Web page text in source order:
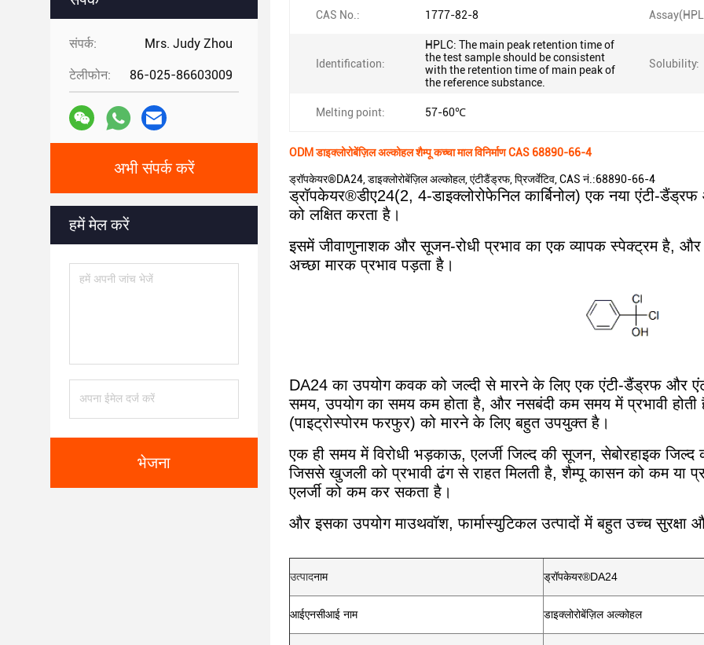
संपर्क: Mrs. Judy Zhou
टेलीफोन: 86-025-86603009
अभी संपर्क करें
हमें मेल करें
भेजना
CAS No.: 1777-82-8
Identification:
HPLC: The main peak retention time of
the test sample should be consistent
with the retention time of main peak of
the reference substance.
Solubility:
Melting point: 57-60℃
ODM डाइक्लोरोबेंज़िल अल्कोहल शैम्पू कच्चा माल विनिर्माण CAS 68890-66-4
ड्रॉपकेयर®DA24, डाइक्लोरोबेंज़िल अल्कोहल, एंटीडैंड्रफ, प्रिजर्वेटिव, CAS नं.:68890-66-4
ड्रॉपकेयर®डीए24(2, 4-डाइक्लोरोफेनिल कार्बिनोल) एक नया एंटी-
को लक्षित करता है।
इसमें जीवाणुनाशक और सूजन-रोधी प्रभाव का एक व्यापक स्पेक्ट्रम
अच्छा मारक प्रभाव पड़ता है।
DA24 का उपयोग कवक को जल्दी से मारने के लिए एक एंटी-डैंड्रफ और
समय, उपयोग का समय कम होता है, और नसबंदी कम समय में प्रभावी होती
(पाइट्रोस्पोरम फरफुर) को मारने के लिए बहुत उपयुक्त है।
एक ही समय में विरोधी भड़काऊ, एलर्जी जिल्द की सूजन, सेबोरहाइक
जिससे खुजली को प्रभावी ढंग से राहत मिलती है, शैम्पू कासन को कम या
एलर्जी को कम कर सकता है।
और इसका उपयोग माउथवॉश, फार्मास्युटिकल उत्पादों में बहुत उच्च
उत्पादनाम ड्रॉपकेयर®DA24
आईएनसीआई नाम डाइक्लोरोबेंज़िल अल्कोहल